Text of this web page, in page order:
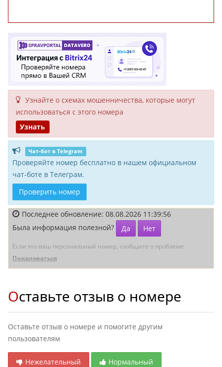
Узнайте о схемах мошенни­чества, кото­рые могут
исполь­зоваться с этого номера
Узнать
Чат-бот в Telegram
Проверяйте номер бесплатно в нашем официальном
чат-боте в Телеграм.
Проверить номер
Последнее обновление: 08.08.2026 11:39:56
Была информация полезной?
Да Нет
Если это ваш персональный номер, сообщите о проблеме
Пожаловаться
Оставьте отзыв о номере
Оставьте отзыв о номере и помогите другим
пользователям
Нежелательный Нормальный